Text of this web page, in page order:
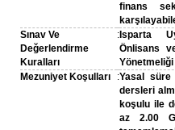
finans
Sınav Ve
Değerlendirme
Kuralları
: Isparta
Önlisans
Yönetmeliği
Mezuniyet Koşulları
:Yasal
dersleri
koşulu ile
az 2.00